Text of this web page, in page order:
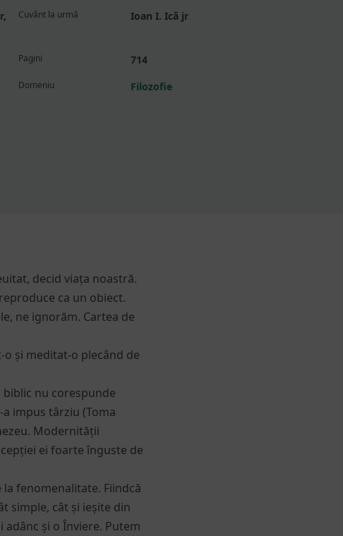
Cuvânt la urmă Ioan I. Ică jr
Pagini 714
Domeniu Filozofie
decid viața noastră.
ca un obiect.
ne ignorăm. Cartea de
și meditat-o plecând de
nu corespunde
impus târziu (Toma
Modernității
ei foarte înguste de
fenomenalitate. Fiindcă
simple, cât și ieșite din
și o Înviere. Putem